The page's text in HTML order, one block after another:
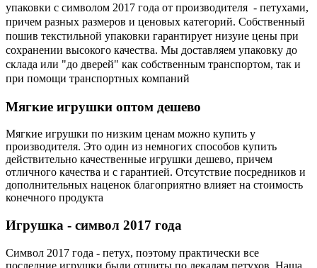
упаковки с символом 2017 года от производителя - петухами,
причем разных размеров и ценовых категорий. Собственный
пошив текстильной упаковки гарантирует низуие цены при
сохранении высокого качества. Мы доставляем упаковку до
склада или "до дверей" как собственным транспортом, так и
при помощи транспортных компаний
Мягкие игрушки оптом дешево
Мягкие игрушки по низким ценам можно купить у
производителя. Это один из немногих способов купить
действительно качественные игрушки дешево, причем
отличного качества и с гарантией. Отсутствие посредников и
дополнительных наценок благоприятно влияет на стоимость
конечного продукта
Игрушка - символ 2017 года
Символ 2017 года - петух, поэтому практически все
последние игрушки были отшиты по лекалам петухов. Наша